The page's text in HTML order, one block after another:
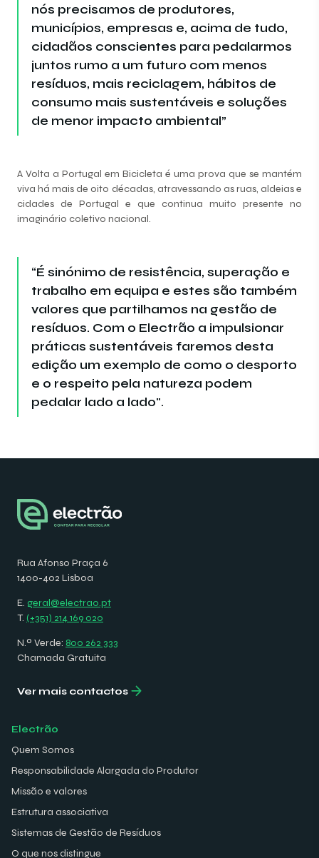
nós precisamos de produtores,
municípios, empresas e, acima de tudo,
cidadãos conscientes para pedalarmos
juntos rumo a um futuro com menos
resíduos, mais reciclagem, hábitos de
consumo mais sustentáveis e soluções
de menor impacto ambiental”
A Volta a Portugal em Bicicleta é uma prova que se mantém
viva há mais de oito décadas, atravessando as ruas, aldeias e
cidades de Portugal e que continua muito presente no
imaginário coletivo nacional.
“É sinónimo de resistência, superação e
trabalho em equipa e estes são também
valores que partilhamos na gestão de
resíduos. Com o Electrão a impulsionar
práticas sustentáveis faremos desta
edição um exemplo de como o desporto
e o respeito pela natureza podem
pedalar lado a lado".
Rua Afonso Praça 6
1400-402 Lisboa
E. geral@electrao.pt
T. (+351) 214 169 020
N.º Verde: 800 262 333
Chamada Gratuita
Ver mais contactos
Electrão
Quem Somos
Responsabilidade Alargada do Produtor
Missão e valores
Estrutura associativa
Sistemas de Gestão de Resíduos
O que nos distingue